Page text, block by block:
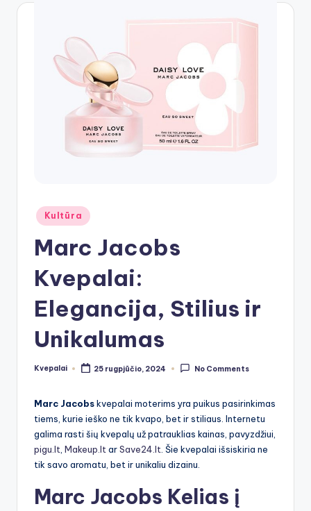
Posted
in
Kultūra
Marc Jacobs
Kvepalai:
Elegancija, Stilius ir
Unikalumas
Posted
Kvepalai 25 rugpjūčio, 2024 No Comments
Marc Jacobskvepalai moterims yra puikus pasirinkimas
tiems, kurie ieško ne tik kvapo, bet ir stiliaus. Internetu
galima rasti šių kvepalų už patrauklias kainas, pavyzdžiui,
pigu.lt, Makeup.ltarSave24.lt. Šie kvepalai išsiskiria ne
tik savo aromatu, bet ir unikaliu dizainu.
Marc Jacobs Kelias į